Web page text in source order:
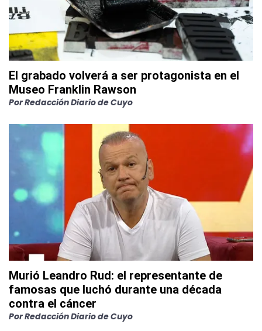
El grabado volverá a ser protagonista en el
Museo Franklin Rawson
PorRedacción Diario de Cuyo
Murió Leandro Rud: el representante de
famosas que luchó durante una década
contra el cáncer
PorRedacción Diario de Cuyo